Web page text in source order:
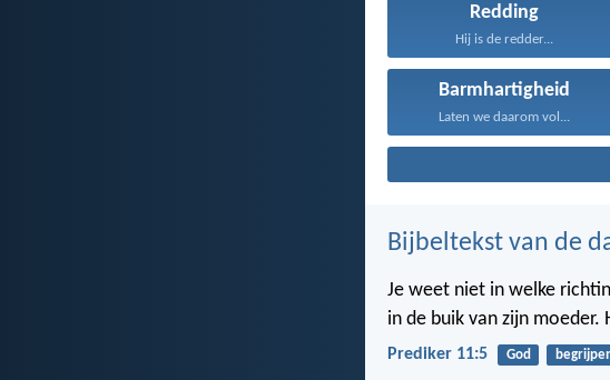
Redding
Hij is de redder...
Barmhartigheid
Laten we daarom vol...
Bijbeltekst van de
Je weet niet in welke
in de buik van zijn
Prediker 11:5 God